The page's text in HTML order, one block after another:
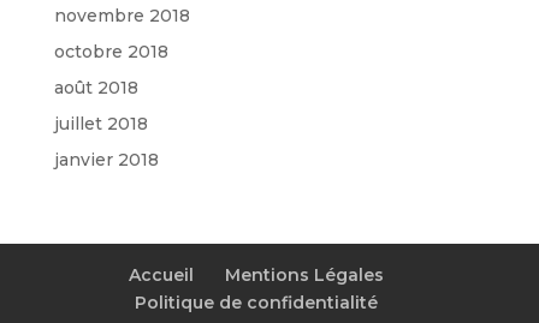
novembre 2018
octobre 2018
août 2018
juillet 2018
janvier 2018
Accueil
Mentions Légales
Politique de confidentialité